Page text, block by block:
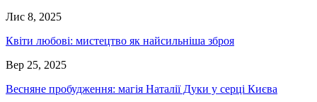
Лис 8, 2025
Квіти любові: мистецтво як найсильніша зброя
Вер 25, 2025
Весняне пробудження: магія Наталії Дуки у серці Києва